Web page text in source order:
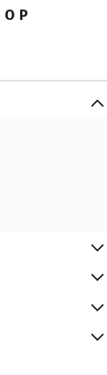
O P